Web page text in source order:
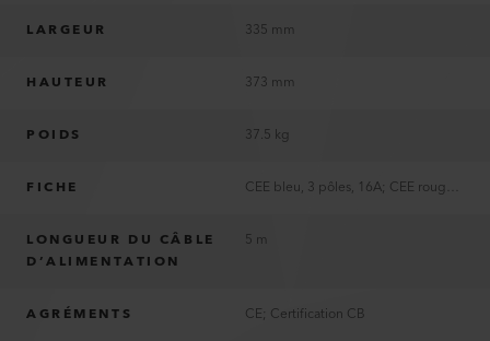
LARGEUR 335 mm
HAUTEUR 373 mm
POIDS 37.5 kg
FICHE
LONGUEUR DU CÂBLE
D’ALIMENTATION
5 m
AGRÉMENTS CE; Certification CB